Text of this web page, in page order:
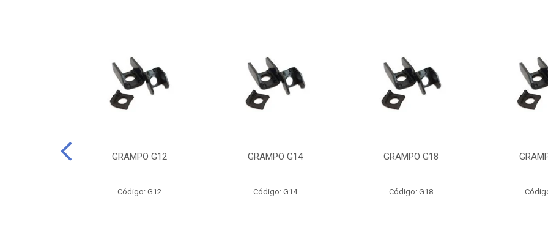
GRAMPO G12
Código: G12
GRAMPO G14
Código: G14
GRAMPO G18
Código: G18